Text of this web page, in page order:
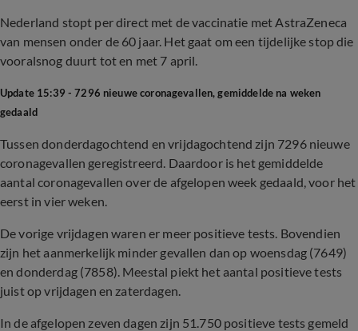
Nederland stopt per direct met de vaccinatie met AstraZeneca
van mensen onder de 60 jaar. Het gaat om een tijdelijke stop die
vooralsnog duurt tot en met 7 april.
Update 15:39 - 7296 nieuwe coronagevallen, gemiddelde na weken
gedaald
Tussen donderdagochtend en vrijdagochtend zijn 7296 nieuwe
coronagevallen geregistreerd. Daardoor is het gemiddelde
aantal coronagevallen over de afgelopen week gedaald, voor het
eerst in vier weken.
De vorige vrijdagen waren er meer positieve tests. Bovendien
zijn het aanmerkelijk minder gevallen dan op woensdag (7649)
en donderdag (7858). Meestal piekt het aantal positieve tests
juist op vrijdagen en zaterdagen.
In de afgelopen zeven dagen zijn 51.750 positieve tests gemeld